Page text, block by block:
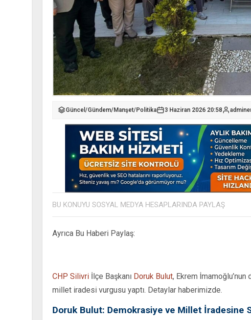
Güncel /Gündem/Manşet/Politika 3 Haziran 2026 20:58
BU KONUYU SOSYAL MEDYA HESAPLARINDA PAYLAŞ
Ayrıca Bu Haberi Paylaş:
CHP Silivri İlçe Başkanı Doruk Bulut, Ekrem
millet iradesi vurgusu yaptı. Detaylar haberimizde.
Doruk Bulut: Demokrasiye ve Millet İradesine